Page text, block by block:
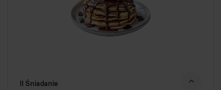
II Śniadanie